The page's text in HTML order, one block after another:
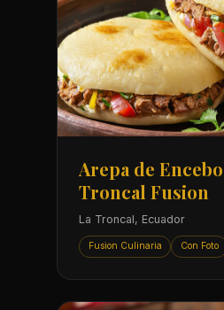
Arepa de
Troncal Fusion
La Troncal, Ecuador
Fusion Culinaria Con Foto